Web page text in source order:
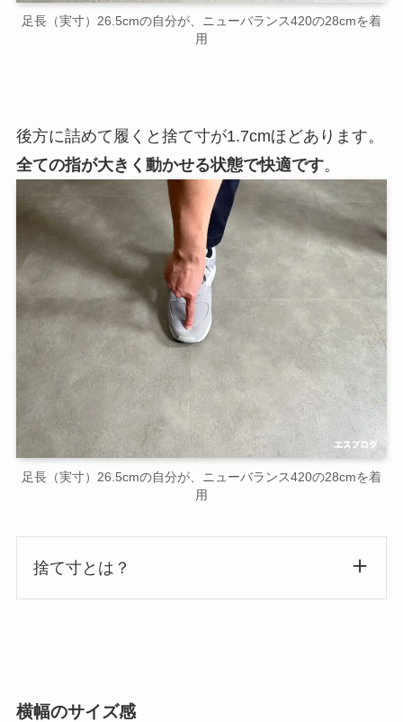
足長（実寸）26.5cmの自分が、ニューバランス420の28cmを着
用
後方に詰めて履くと捨て寸が1.7cmほどあります。
全ての指が大きく動かせる状態で快適です。
足長（実寸）26.5cmの自分が、ニューバランス420の28cmを着
用
捨て寸とは？
横幅のサイズ感